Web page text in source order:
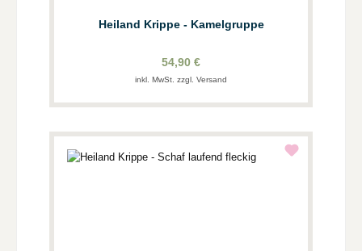
Heiland Krippe - Kamelgruppe
54,90 €
inkl. MwSt. zzgl. Versand